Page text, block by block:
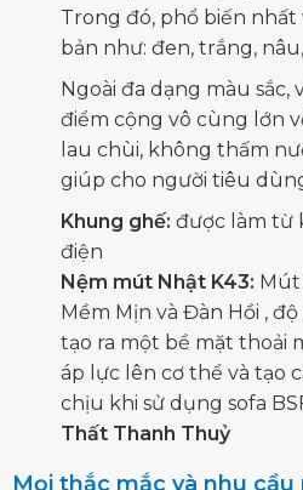
Trong đó, phổ biến
bản như: đen, trắng,
Ngoài đa dạng màu sắc,
điểm cộng vô cùng lớn
lau chùi, không thấm
giúp cho người tiêu
Khung ghế: được làm từ
điện
Nệm mút Nhật K43: Mút
Mềm Mịn và Đàn Hồi ,
tạo ra một bề mặt thoải
áp lực lên cơ thể và tạo
chịu khi sử dụng sofa
Thất Thanh Thuỷ
Mọi thắc mắc và nhu